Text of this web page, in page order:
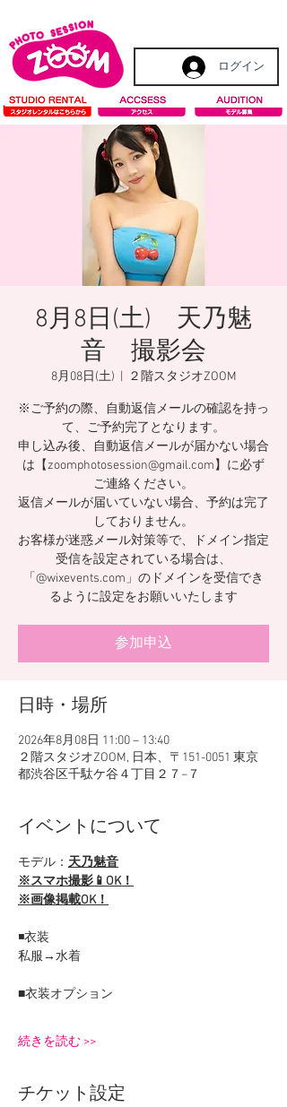
ログイン
8月8日(土) 天乃魅
音 撮影会
8月08日(土) ２階スタジオZOOM
※ご予約の際、自動返信メールの確認を持っ
て、ご予約完了となります。
申し込み後、自動返信メールが届かない場合
は【zoomphotosession@gmail.com】に必ず
ご連絡ください。
返信メールが届いていない場合、予約は完了
しておりません。
お客様が迷惑メール対策等で、ドメイン指定
受信を設定されている場合は、
「@wixevents.com」のドメインを受信でき
るように設定をお願いいたします
参加申込
日時・場所
2026年8月08日 11:00 – 13:40
２階スタジオZOOM, 日本、〒151-0051 東京
都渋谷区千駄ケ谷４丁目２７−７
イベントについて
モデル： 天乃魅音
※スマホ撮影📱OK！
※画像掲載OK！
◾️衣装
私服→水着
■衣装オプション
続きを読む >>
チケット設定